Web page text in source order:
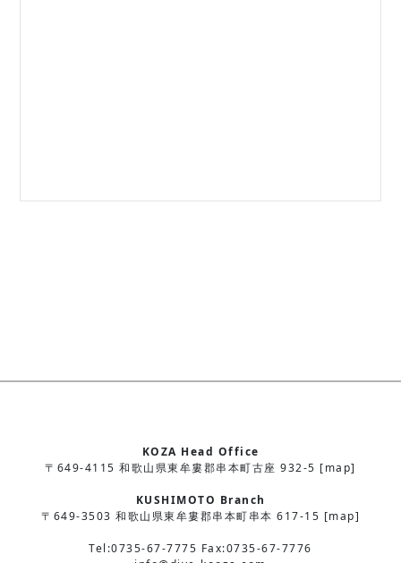
KOZA Head Office
〒649-4115 和歌山県東牟婁郡串本町古座 932-5 [map]
KUSHIMOTO Branch
〒649-3503 和歌山県東牟婁郡串本町串本 617-15 [map]
Tel:0735-67-7775 Fax:0735-67-7776